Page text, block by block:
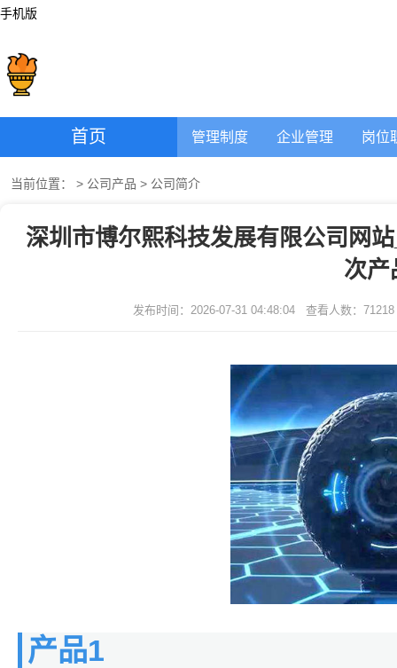
手机版
首页 管理制度 企业管理 岗位
当前位置： > 公司产品 > 公司简介
深圳市博尔熙科技发展有限公司网
次产
发布时间：2026-07-31 04:48:04 查看人数： 71218
产品1